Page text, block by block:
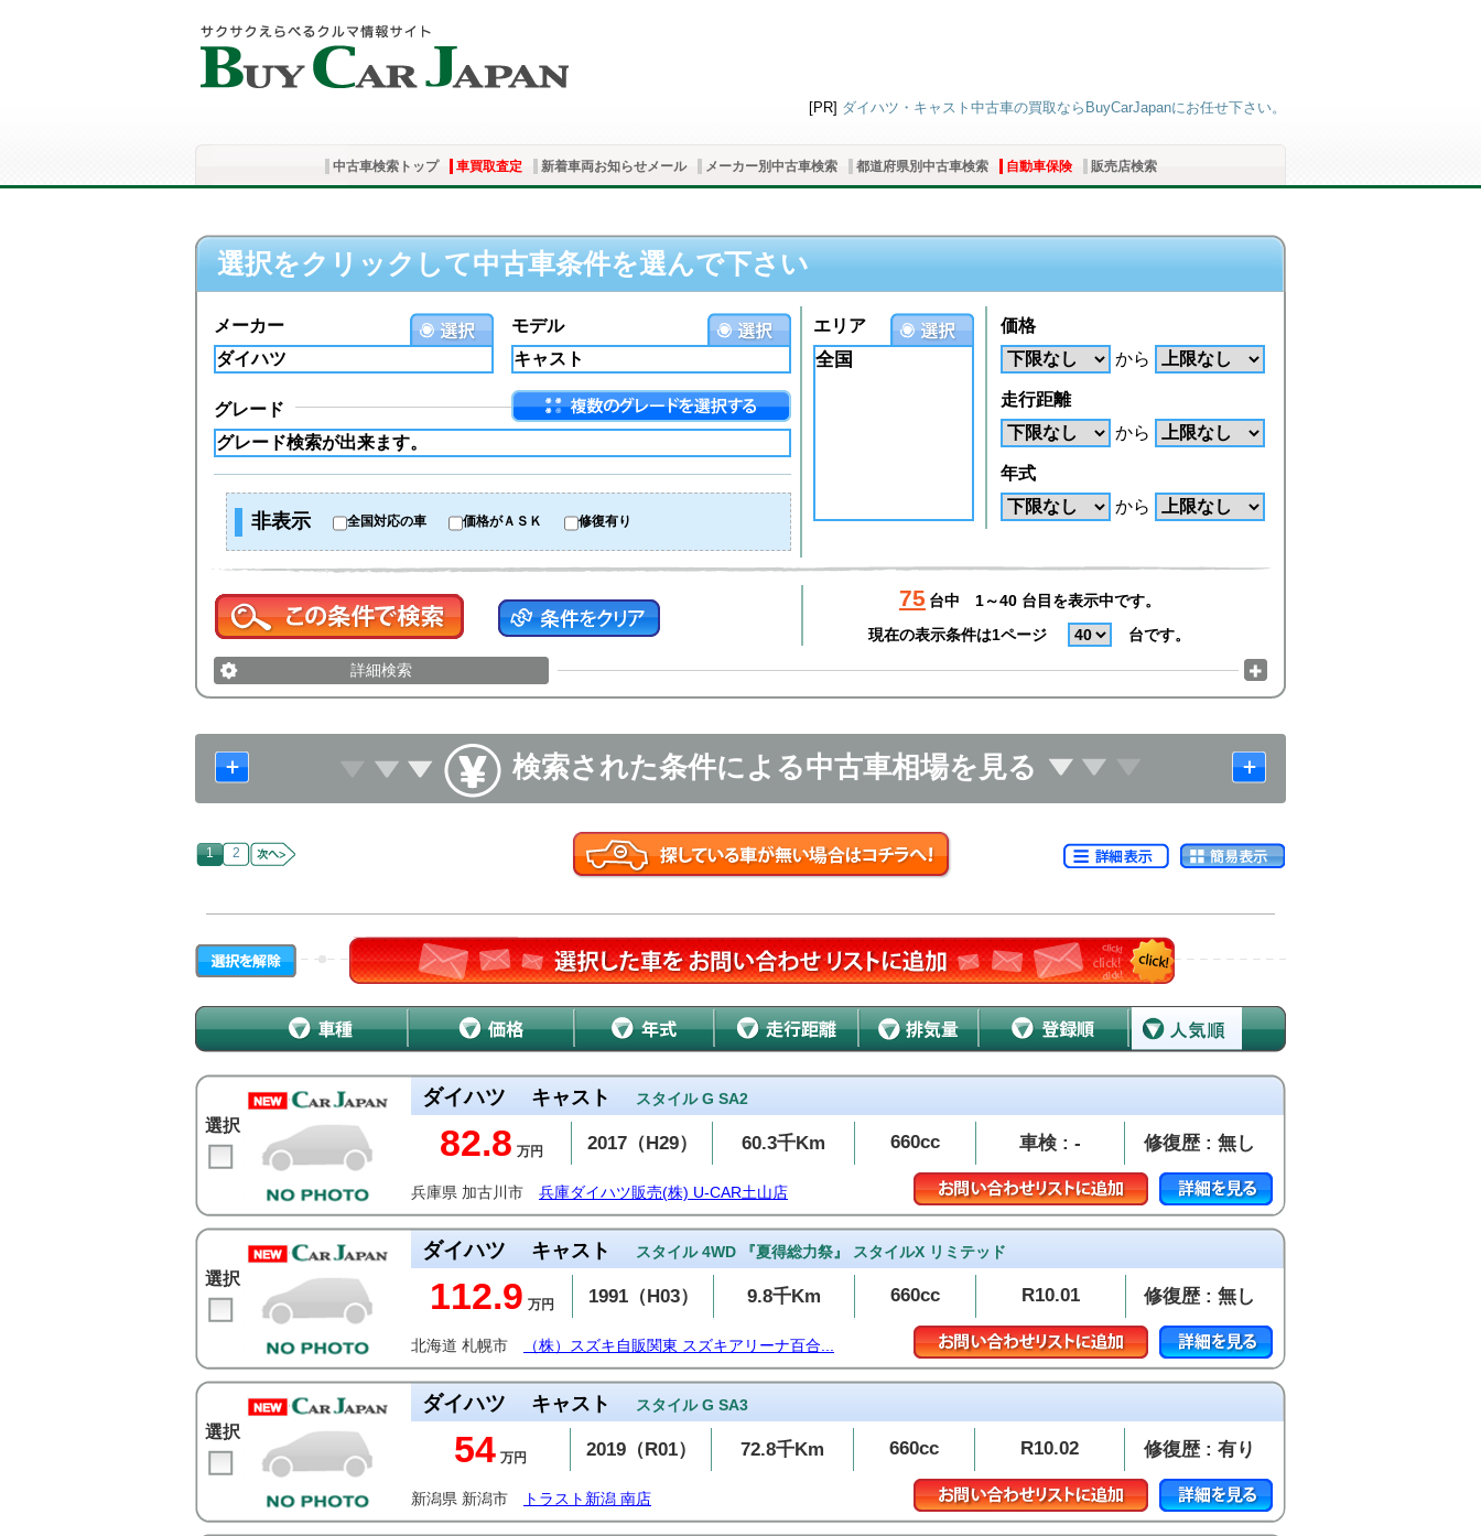
[PR] ダイハツ・キャスト中古車の買取ならBuyCarJapanにお任せ下さい。
中古車検索トップ 車買取査定 新着車両お知らせメール メーカー別中古車検索 都道府県別中古車検索 自動車保険 販売店検索
選択をクリックして中古車条件を選んで下さい
モデル
メーカー
グレード
非表示 全国対応の車 価格がＡＳＫ 修復有り
エリア
全国
価格
から
走行距離
から
年式
から
75 台中
1～40 台目を表示中です。
現在の表示条件は1ページ
台です。
詳細検索
検索された条件による中古車相場を見る
1 2
選択
ダイハツ キャスト スタイル G SA2
82.8 万円 2017（H29） 60.3千Km 660cc 車検 : - 修復歴 : 無し
兵庫県 加古川市 兵庫ダイハツ販売(株) U-CAR土山店
選択
ダイハツ キャスト スタイル 4WD 『夏得総力祭』 スタイルX リミテッド
112.9 万円 1991（H03） 9.8千Km 660cc R10.01 修復歴 : 無し
北海道 札幌市 （株）スズキ自販関東 スズキアリーナ百合...
選択
ダイハツ キャスト スタイル G SA3
54 万円 2019（R01） 72.8千Km 660cc R10.02 修復歴 : 有り
新潟県 新潟市 トラスト新潟 南店